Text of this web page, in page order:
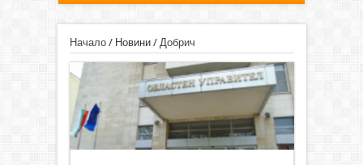
Начало/ Новини/ Добрич